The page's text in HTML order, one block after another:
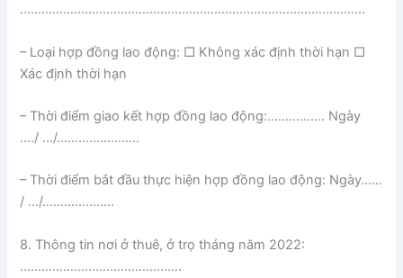
……………………………………………………………………………………
– Loại hợp đồng lao động: □ Không xác định thời hạn □
Xác định thời hạn
– Thời điểm giao kết hợp đồng lao động:……………. Ngày
…./ …/…………………..
– Thời điểm bắt đầu thực hiện hợp đồng lao động: Ngày……
/ …/………………..
8. Thông tin nơi ở thuê, ở trọ tháng năm 2022:
………………………………………